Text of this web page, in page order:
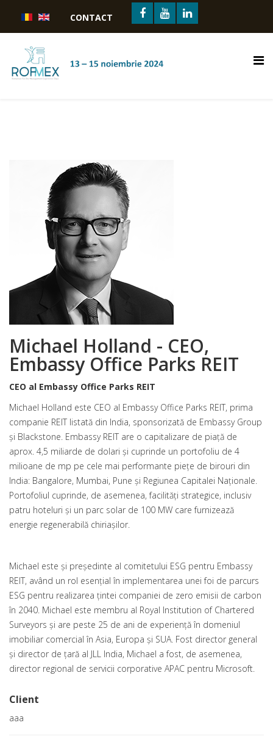
CONTACT
Michael Holland - CEO,
Embassy Office Parks REIT
CEO al Embassy Office Parks REIT
Michael Holland este CEO al Embassy Office Parks REIT, prima
companie REIT listată din India, sponsorizată de Embassy Group
și Blackstone. Embassy REIT are o capitalizare de piață de
aprox. 4,5 miliarde de dolari și cuprinde un portofoliu de 4
milioane de mp pe cele mai performante piețe de birouri din
India: Bangalore, Mumbai, Pune și Regiunea Capitalei Naționale.
Portofoliul cuprinde, de asemenea, facilități strategice, inclusiv
patru hoteluri și un parc solar de 100 MW care furnizează
energie regenerabilă chiriașilor.
Michael este și președinte al comitetului ESG pentru Embassy
REIT, având un rol esențial în implementarea unei foi de parcurs
ESG pentru realizarea țintei companiei de zero emisii de carbon
în 2040. Michael este membru al Royal Institution of Chartered
Surveyors și are peste 25 de ani de experiență în domeniul
imobiliar comercial în Asia, Europa și SUA. Fost director general
și director de țară al JLL India, Michael a fost, de asemenea,
director regional de servicii corporative APAC pentru Microsoft.
Client
aaa